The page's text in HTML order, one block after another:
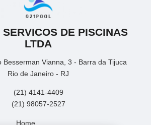
DE PISCINAS
LTDA
Besserman Vianna, 3 - Barra da Tijuca
Rio de Janeiro - RJ
(21) 4141-4409
(21) 98057-2527
Home